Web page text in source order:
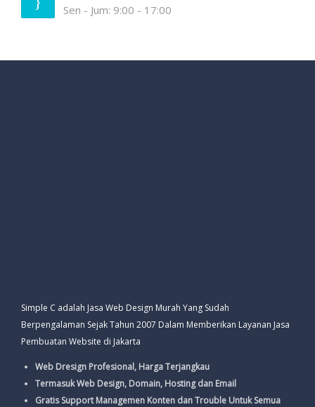
Sen - Jum: 9:00 - 17:00
Simple C adalah Jasa Web Design Murah Yang Sudah
Berpengalaman Sejak Tahun 2007 Dalam Memberikan Layanan Jasa
Pembuatan Website di Jakarta
Web Dresign Profesional, Harga Terjangkau
Termasuk Web Design, Domain, Hosting dan Email
Gratis Support Managemen Konten dan Trouble Untuk Semua